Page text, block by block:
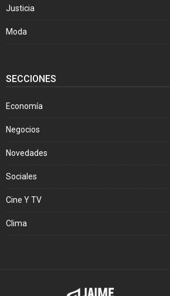
Justicia
Moda
SECCIONES
Economía
Negocios
Novedades
Sociales
Cine Y TV
Clima